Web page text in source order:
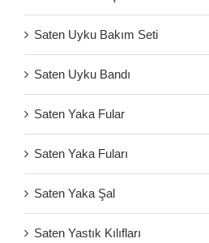
Saten Uyku Bakım Seti
Saten Uyku Bandı
Saten Yaka Fular
Saten Yaka Fuları
Saten Yaka Şal
Saten Yastık Kılıfları